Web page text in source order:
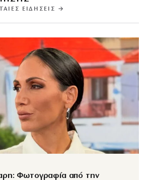
ΕΙΔΉΣΕΙΣ →
Φωτογραφία από την